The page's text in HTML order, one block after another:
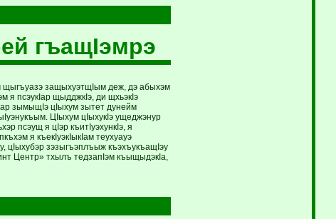
гъащIэмрэ
щыгъуазэ защыхуэтщIым деж, дэ абыхэм
я псэукIар щыдджкIэ, ди щхьэкIэ
зымыщIэ цIыхум зытет дунейм
ЦIыхум цIыхукIэ ущеджэнур
псэущ я цIэр къитIуэхункIэ, я
я къекIуэкIыкIам теухуауэ
цIыхубэр зэзыгъэплъыж къэхъукъащIэу
Центр» тхылъ тедзапIэм къыщыдэкIа,